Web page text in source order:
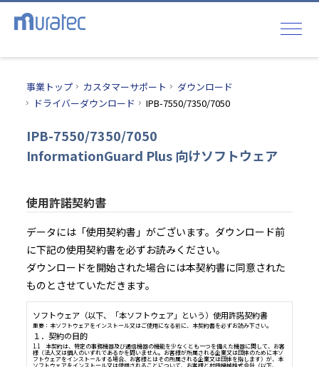
事業トップ カスタマーサポート
ダウンロード
ドライバーダウンロード
IPB-7550/7350/7050
IPB-7550/7350/7050
InformationGuard Plus 向けソフトウェア
使用許諾契約書
データには「使用契約書」がございます。ダウンロード前
に下記の使用契約書を必ずお読みください。
ダウンロードを開始された場合には本契約書に同意された
ものとさせていただきます。